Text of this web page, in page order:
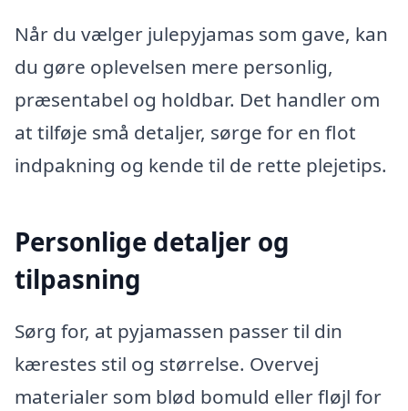
Når du vælger julepyjamas som gave, kan
du gøre oplevelsen mere personlig,
præsentabel og holdbar. Det handler om
at tilføje små detaljer, sørge for en flot
indpakning og kende til de rette plejetips.
Personlige detaljer og
tilpasning
Sørg for, at pyjamassen passer til din
kærestes stil og størrelse. Overvej
materialer som blød bomuld eller fløjl for